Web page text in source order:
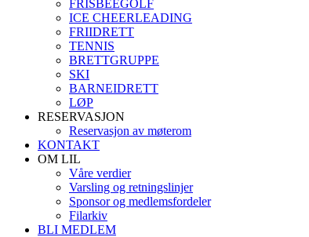
FRISBEEGOLF
ICE CHEERLEADING
FRIIDRETT
TENNIS
BRETTGRUPPE
SKI
BARNEIDRETT
LØP
RESERVASJON
Reservasjon av møterom
KONTAKT
OM LIL
Våre verdier
Varsling og retningslinjer
Sponsor og medlemsfordeler
Filarkiv
BLI MEDLEM